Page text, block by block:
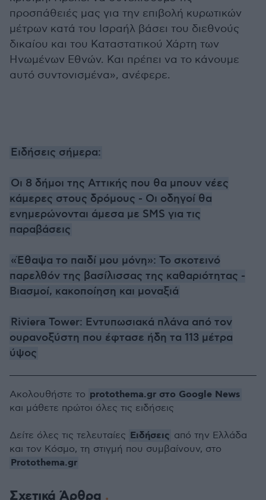
προσπάθειές μας για την επιβολή κυρωτικών
μέτρων κατά του Ισραήλ βάσει του διεθνούς
δικαίου και του Καταστατικού Χάρτη των
Ηνωμένων Εθνών. Και πρέπει να το κάνουμε
αυτό συντονισμένα», ανέφερε.
Ειδήσεις σήμερα:
Οι 8 δήμοι της Αττικής που θα μπουν νέες
κάμερες στους δρόμους - Οι οδηγοί θα
ενημερώνονται άμεσα με SMS για τις
παραβάσεις
«Έθαψα το παιδί μου μόνη»: Το σκοτεινό
παρελθόν της βασίλισσας της καθαριότητας -
Bιασμοί, κακοποίηση και μοναξιά
Riviera Tower: Εντυπωσιακά πλάνα από τον
ουρανοξύστη που έφτασε ήδη τα 113 μέτρα
ύψος
Σχετικά Άρθρα
Ακολουθήστε το protothema.gr στο Google News
και μάθετε πρώτοι όλες τις ειδήσεις
Δείτε όλες τις τελευταίες Ειδήσεις από την Ελλάδα
και τον Κόσμο, τη στιγμή που συμβαίνουν, στο
Protothema.gr